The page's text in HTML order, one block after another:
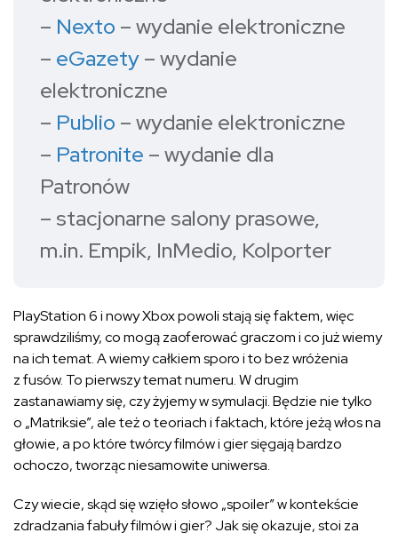
– Nexto – wydanie elektroniczne
– eGazety– wydanie
elektroniczne
– Publio – wydanie elektroniczne
– Patronite – wydanie dla
Patronów
– stacjonarne salony prasowe,
m.in. Empik, InMedio, Kolporter
PlayStation 6 i nowy Xbox powoli stają się faktem, więc
sprawdziliśmy, co mogą zaoferować graczom i co już wiemy
na ich temat. A wiemy całkiem sporo i to bez wróżenia
z fusów. To pierwszy temat numeru. W drugim
zastanawiamy się, czy żyjemy w symulacji. Będzie nie tylko
o „Matriksie”, ale też o teoriach i faktach, które jeżą włos na
głowie, a po które twórcy filmów i gier sięgają bardzo
ochoczo, tworząc niesamowite uniwersa.
Czy wiecie, skąd się wzięło słowo „spoiler” w kontekście
zdradzania fabuły filmów i gier? Jak się okazuje, stoi za